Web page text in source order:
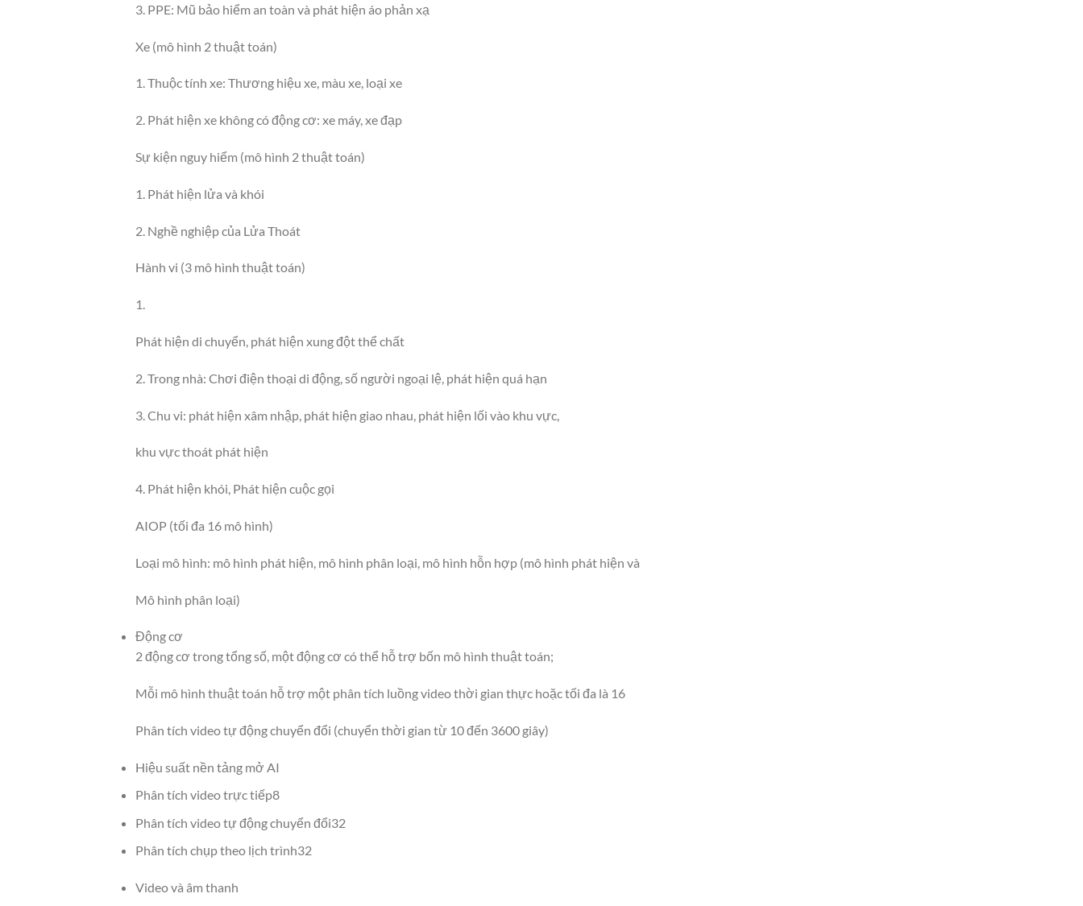
3. PPE: Mũ bảo hiểm an toàn và phát hiện áo phản xạ
Xe (mô hình 2 thuật toán)
1. Thuộc tính xe: Thương hiệu xe, màu xe, loại xe
2. Phát hiện xe không có động cơ: xe máy, xe đạp
Sự kiện nguy hiểm (mô hình 2 thuật toán)
1. Phát hiện lửa và khói
2. Nghề nghiệp của Lửa Thoát
Hành vi (3 mô hình thuật toán)
1.
Phát hiện di chuyển, phát hiện xung đột thể chất
2. Trong nhà: Chơi điện thoại di động, số người ngoại lệ, phát hiện quá hạn
3. Chu vi: phát hiện xâm nhập, phát hiện giao nhau, phát hiện lối vào khu vực,
khu vực thoát phát hiện
4. Phát hiện khói, Phát hiện cuộc gọi
AIOP (tối đa 16 mô hình)
Loại mô hình: mô hình phát hiện, mô hình phân loại, mô hình hỗn hợp (mô hình phát hiện và
Mô hình phân loại)
Động cơ
2 động cơ trong tổng số, một động cơ có thể hỗ trợ bốn mô hình thuật toán;
Mỗi mô hình thuật toán hỗ trợ một phân tích luồng video thời gian thực hoặc tối đa là 16
Phân tích video tự động chuyển đổi (chuyển thời gian từ 10 đến 3600 giây)
Hiệu suất nền tảng mở AI
Phân tích video trực tiếp8
Phân tích video tự động chuyển đổi32
Phân tích chụp theo lịch trình32
Video và âm thanh